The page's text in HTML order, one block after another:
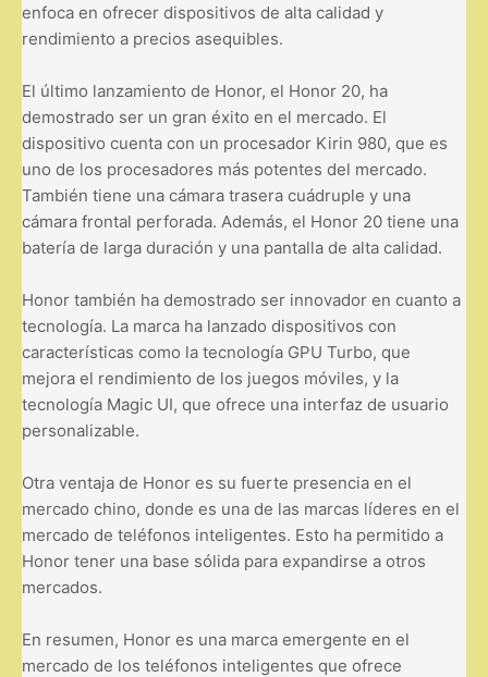
enfoca en ofrecer dispositivos de alta calidad y
rendimiento a precios asequibles.
El último lanzamiento de Honor, el Honor 20, ha
demostrado ser un gran éxito en el mercado. El
dispositivo cuenta con un procesador Kirin 980, que es
uno de los procesadores más potentes del mercado.
También tiene una cámara trasera cuádruple y una
cámara frontal perforada. Además, el Honor 20 tiene una
batería de larga duración y una pantalla de alta calidad.
Honor también ha demostrado ser innovador en cuanto a
tecnología. La marca ha lanzado dispositivos con
características como la tecnología GPU Turbo, que
mejora el rendimiento de los juegos móviles, y la
tecnología Magic UI, que ofrece una interfaz de usuario
personalizable.
Otra ventaja de Honor es su fuerte presencia en el
mercado chino, donde es una de las marcas líderes en el
mercado de teléfonos inteligentes. Esto ha permitido a
Honor tener una base sólida para expandirse a otros
mercados.
En resumen, Honor es una marca emergente en el
mercado de los teléfonos inteligentes que ofrece